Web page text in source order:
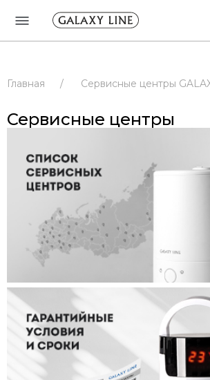
Главная / Сервисные центры
Сервисные центры /
РЕСПУБЛИКА ТАТАРСТАН
Сервисные центры